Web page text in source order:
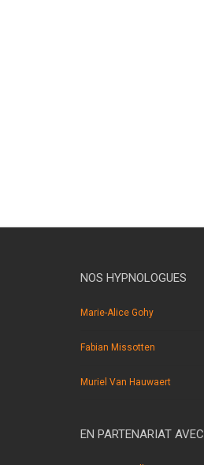
NOS HYPNOLOGUES
Marie-Alice Gohy
Fabian Missotten
Muriel Van Hauwaert
EN PARTENARIAT AVEC